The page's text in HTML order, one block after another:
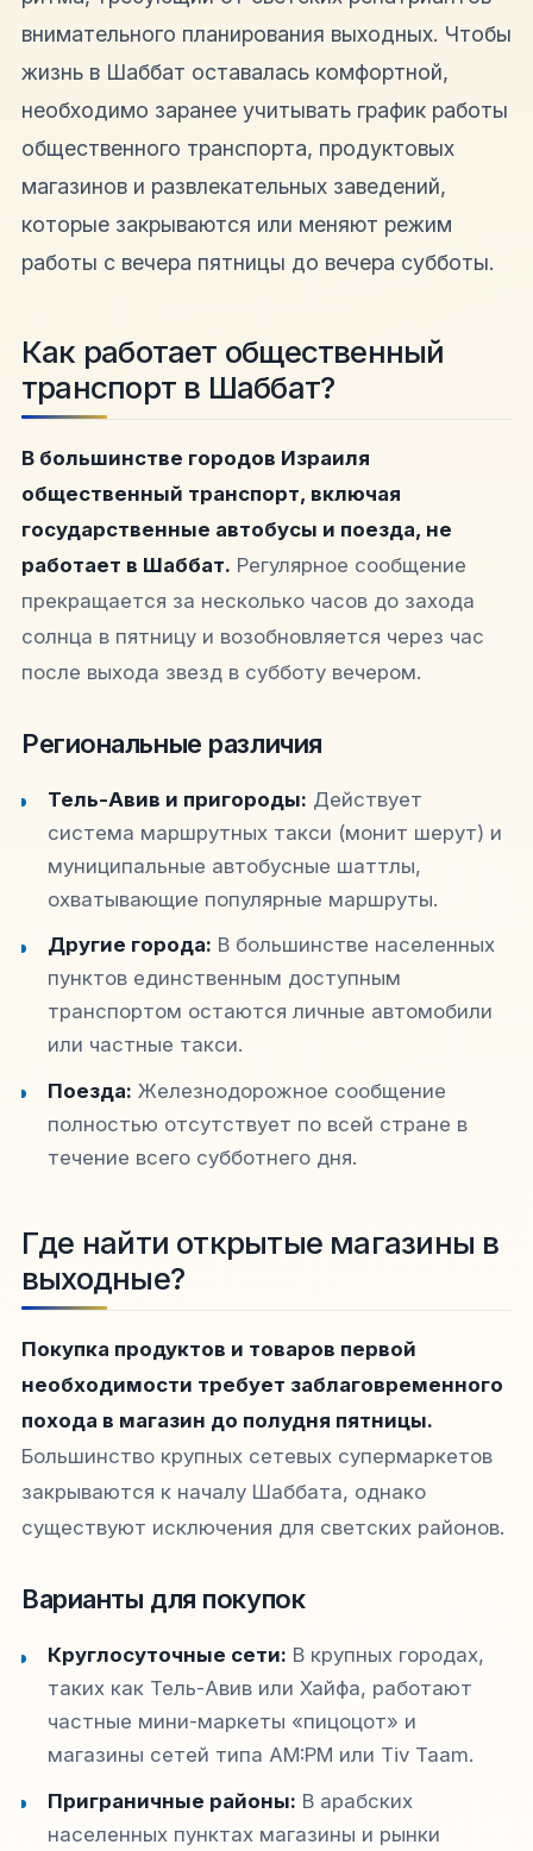
внимательного планирования выходных. Чтобы
жизнь в Шаббат оставалась комфортной,
необходимо заранее учитывать график работы
общественного транспорта, продуктовых
магазинов и развлекательных заведений,
которые закрываются или меняют режим
работы с вечера пятницы до вечера субботы.
Как работает общественный
транспорт в Шаббат?
В большинстве городов Израиля
общественный транспорт, включая
государственные автобусы и поезда, не
работает в Шаббат. Регулярное сообщение
прекращается за несколько часов до захода
солнца в пятницу и возобновляется через час
после выхода звезд в субботу вечером.
Региональные различия
Тель-Авив и пригороды: Действует
система маршрутных такси (монит шерут) и
муниципальные автобусные шаттлы,
охватывающие популярные маршруты.
Другие города: В большинстве населенных
пунктов единственным доступным
транспортом остаются личные автомобили
или частные такси.
Поезда: Железнодорожное сообщение
полностью отсутствует по всей стране в
течение всего субботнего дня.
Где найти открытые магазины в
выходные?
Покупка продуктов и товаров первой
необходимости требует заблаговременного
похода в магазин до полудня пятницы.
Большинство крупных сетевых супермаркетов
закрываются к началу Шаббата, однако
существуют исключения для светских районов.
Варианты для покупок
Круглосуточные сети: В крупных городах,
таких как Тель-Авив или Хайфа, работают
частные мини-маркеты «пицоцот» и
магазины сетей типа AM:PM или Tiv Taam.
Приграничные районы: В арабских
населенных пунктах магазины и рынки